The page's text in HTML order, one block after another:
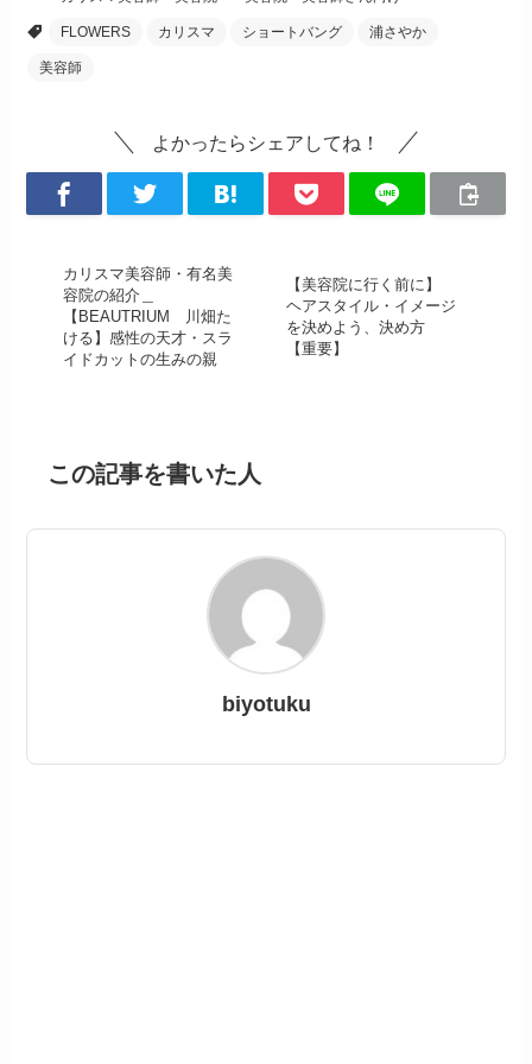
FLOWERS カリスマ ショートバング 浦さやか
美容師
よかったらシェアしてね！
カリスマ美容師・有名美
容院の紹介＿
【BEAUTRIUM 川畑た
ける】感性の天才・スラ
イドカットの生みの親
【美容院に行く前に】
ヘアスタイル・イメージ
を決めよう、決め方
【重要】
この記事を書いた人
biyotuku